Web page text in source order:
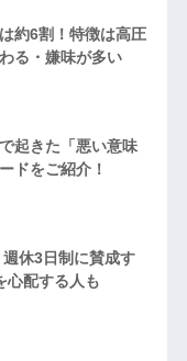
約6割！特徴は高圧
る・嫌味が多い
起きた「悪い意味
ドをご紹介！
週休3日制に賛成す
心配する人も